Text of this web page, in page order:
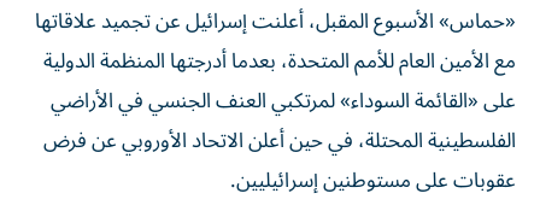
«حماس» الأسبوع المقبل، أعلنت إسرائيل عن تجميد علاقاتها
مع الأمين العام للأمم المتحدة، بعدما أدرجتها المنظمة الدولية
على «القائمة السوداء» لمرتكبي العنف الجنسي في الأراضي
الفلسطينية المحتلة، في حين أعلن الاتحاد الأوروبي عن فرض
عقوبات على مستوطنين إسرائيليين.